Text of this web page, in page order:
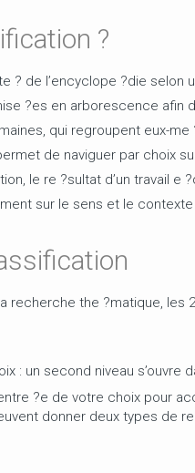
?
? de l’encyclope ?die
?es en arborescence afin
qui regroupent eux-
de naviguer par choix
le re ?sultat d’un travail
sur le sens et le
recherche the ?matique,
: un second niveau s’ouvre
?e de votre choix pour
donner deux types de